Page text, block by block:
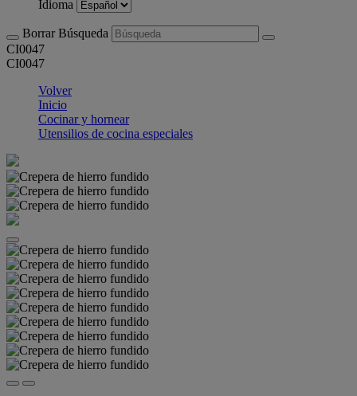
Idioma
Borrar Búsqueda
CI0047
CI0047
Volver
Inicio
Cocinar y hornear
Utensilios de cocina especiales